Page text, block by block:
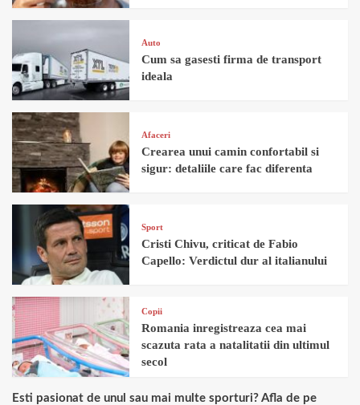
Auto
Cum sa gasesti firma de transport
ideala
Afaceri
Crearea unui camin confortabil si
sigur: detaliile care fac diferenta
Sport
Cristi Chivu, criticat de Fabio
Capello: Verdictul dur al italianului
Copii
Romania inregistreaza cea mai
scazuta rata a natalitatii din ultimul
secol
Esti pasionat de unul sau mai multe sporturi? Afla de pe